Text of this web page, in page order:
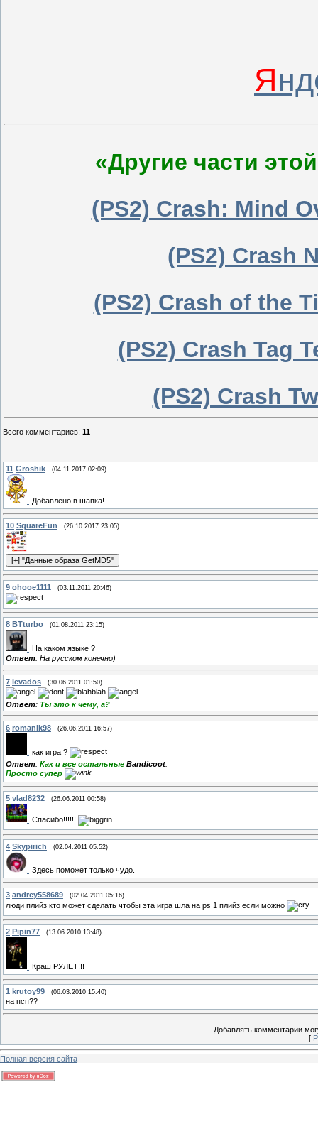
Я
«Другие части
(PS2) Crash: Mind
(PS2) Crash
(PS2) Crash of the
(PS2) Crash Tag
(PS2) Crash
Всего комментариев: 11
11 Groshik (04.11.2017 02:09)
Добавлено в шапка!
10 SquareFun (26.10.2017 23:05)
9 ohooe1111 (03.11.2011 20:46)
8 BTturbo (01.08.2011 23:15)
На каком языке ?
Ответ: На русском конечно)
7 levados (30.06.2011 01:50)
Ответ: Ты это к чему, а?
6 romanik98 (26.06.2011 16:57)
как игра ?
Ответ: Как и все остальные Bandicoot
Просто супер
5 vlad8232 (26.06.2011 00:58)
Спасибо!!!!!!
4 Skypirich (02.04.2011 05:52)
Здесь поможет только чудо.
3 andrey558689 (02.04.2011 05:16)
люди плийз кто может сделать чтобы эта игра шла на ps 1 плийз если можно
2 Pipin77 (13.06.2010 13:48)
Краш РУЛЕТ!!!
1 krutoy99 (06.03.2010 15:40)
на псп??
Добавлять комментарии
[
Полная версия сайта